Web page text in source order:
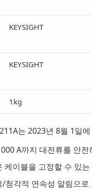
KEYSIGHT
KEYSIGHT
1kg
는 2023년 8월 1일
A까지 대전류를 안전
케이블을 고정할 수 있
/청각적 연속성 알림으로